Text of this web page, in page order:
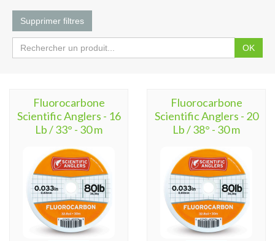
Supprimer filtres
OK
Fluorocarbone
Scientific Anglers - 16
Lb / 33° - 30 m
Fluorocarbone
Scientific Anglers - 20
Lb / 38° - 30 m